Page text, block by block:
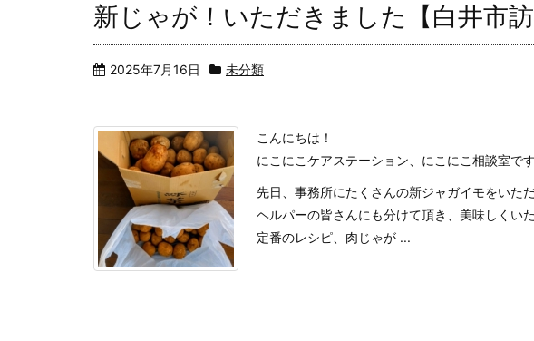
新じゃが！いただきました【白井市訪
2025年7月16日 未分類
こんにちは！
にこにこケアステーション、にこにこ相談室です
先日、事務所にたくさんの新ジャガイモをいただ
ヘルパーの皆さんにも分けて頂き、美味しくいた
定番のレシピ、肉じゃが ...